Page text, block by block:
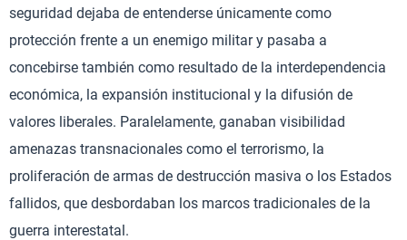
seguridad dejaba de entenderse únicamente como
protección frente a un enemigo militar y pasaba a
concebirse también como resultado de la interdependencia
económica, la expansión institucional y la difusión de
valores liberales. Paralelamente, ganaban visibilidad
amenazas transnacionales como el terrorismo, la
proliferación de armas de destrucción masiva o los Estados
fallidos, que desbordaban los marcos tradicionales de la
guerra interestatal.